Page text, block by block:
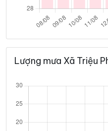
Lượng mưa Xã Triệu